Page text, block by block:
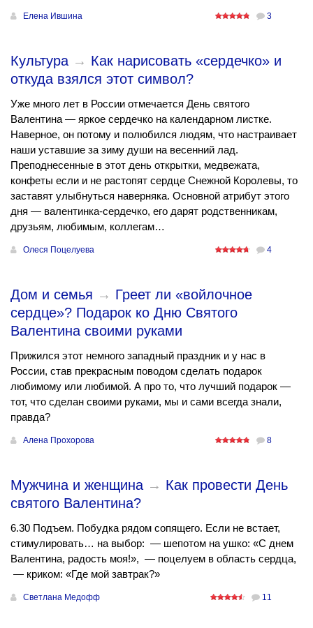
Елена Ившина 3
Культура → Как нарисовать «сердечко» и
откуда взялся этот символ?
Уже много лет в России отмечается День святого
Валентина — яркое сердечко на календарном листке.
Наверное, он потому и полюбился людям, что настраивает
наши уставшие за зиму души на весенний лад.
Преподнесенные в этот день открытки, медвежата,
конфеты если и не растопят сердце Снежной Королевы, то
заставят улыбнуться наверняка. Основной атрибут этого
дня — валентинка-сердечко, его дарят родственникам,
друзьям, любимым, коллегам…
Олеся Поцелуева 4
Дом и семья → Греет ли «войлочное
сердце»? Подарок ко Дню Святого
Валентина своими руками
Прижился этот немного западный праздник и у нас в
России, став прекрасным поводом сделать подарок
любимому или любимой. А про то, что лучший подарок —
тот, что сделан своими руками, мы и сами всегда знали,
правда?
Алена Прохорова 8
Мужчина и женщина → Как провести День
святого Валентина?
6.30 Подъем. Побудка рядом сопящего. Если не встает,
стимулировать… на выбор: — шепотом на ушко: «С днем
Валентина, радость моя!», — поцелуем в область сердца,
— криком: «Где мой завтрак?»
Светлана Медофф 11